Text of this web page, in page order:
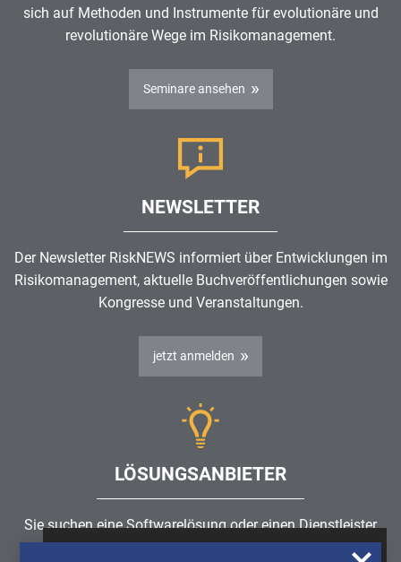
sich auf Methoden und Instrumente für evolutionäre und
revolutionäre Wege im Risikomanagement.
Seminare ansehen
NEWSLETTER
Der Newsletter RiskNEWS informiert über Entwicklungen im
Risikomanagement, aktuelle Buchveröffentlichungen sowie
Kongresse und Veranstaltungen.
jetzt anmelden
LÖSUNGSANBIETER
Sie suchen eine Softwarelösung oder einen Dienstleister
rund um die ThemenRisikomanagement,GRC, IKS oder